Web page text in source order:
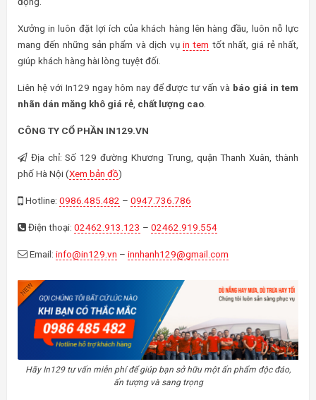
Xưởng in luôn đặt lợi ích của khách hàng lên hàng đầu, luôn nỗ lực
mang đến những sản phẩm và dịch vụ in tem tốt nhất, giá rẻ nhất,
giúp khách hàng hài lòng tuyệt đối.
Liên hệ với In129 ngay hôm nay để được tư vấn và báo giá in tem
nhãn dán măng khô giá rẻ chất lượng cao
CÔNG TY CỔ PHẦN IN129.VN
Địa chỉ: Số 129 đường Khương Trung, quận Thanh Xuân, thành
phố Hà Nội (Xem bản đồ)
Hotline: 0986.485.482 – 0947.736.786
Điện thoại: 02462.913.123 – 02462.919.554
Email: info@in129.vn – innhanh129@gmail.com
Hãy In129 tư vấn miễn phí để giúp bạn sở hữu một ấn phẩm độc đáo,
ấn tượng và sang trọng